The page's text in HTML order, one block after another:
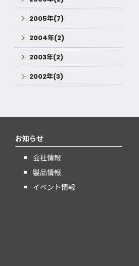
2005年(7)
2004年(2)
2003年(2)
2002年(3)
お知らせ
会社情報
製品情報
イベント情報